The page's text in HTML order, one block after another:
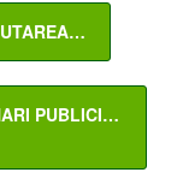
PUBLICI…